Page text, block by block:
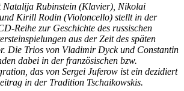
Natalija Rubinstein (Klavier), Nikolai
Kirill Rodin (Violoncello) stellt in der
Reihe zur Geschichte des russischen
aus der Zeit des späten
Die Trios von Vladimir Dyck und Constantin
dabei in der französischen bzw.
das von Sergei Juferow ist ein dezidiert
in der Tradition Tschaikowskis.